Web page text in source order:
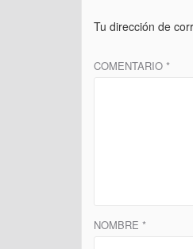
Tu dirección de
COMENTARIO *
NOMBRE *